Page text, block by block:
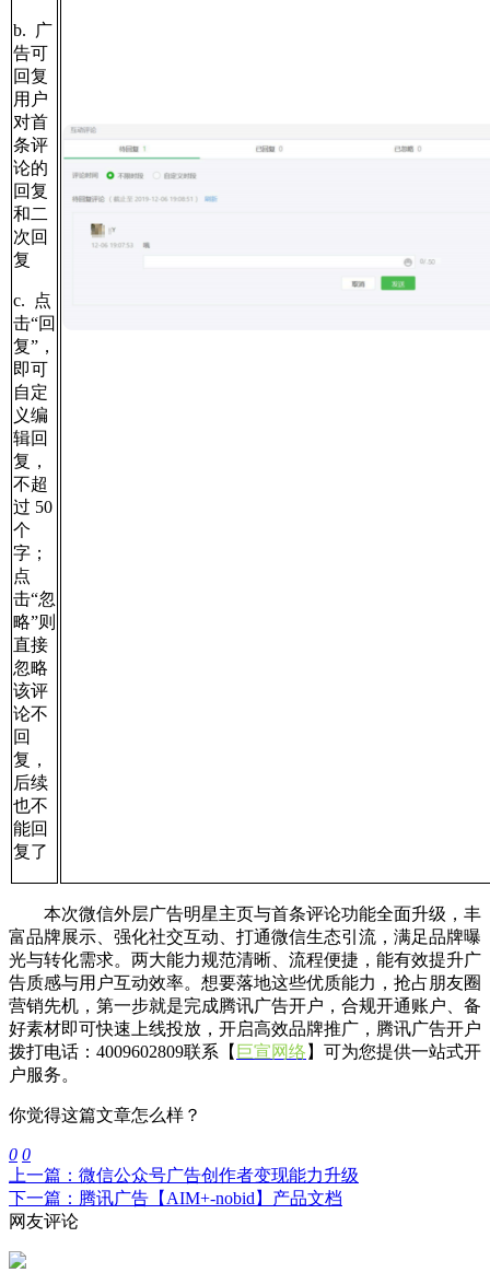
b. 广
告可
回复
用户
对首
条评
论的
回复
和二
次回
复
c. 点
击“回
复”，
即可
自定
义编
辑回
复，
不超
过 50
个
字；
点
击“忽
略”则
直接
忽略
该评
论不
回
复，
后续
也不
能回
复了
本次微信外层广告明星主页与首条评论功能全面升级，丰
富品牌展示、强化社交互动、打通微信生态引流，满足品牌曝
光与转化需求。两大能力规范清晰、流程便捷，能有效提升广
告质感与用户互动效率。想要落地这些优质能力，抢占朋友圈
营销先机，第一步就是完成腾讯广告开户，合规开通账户、备
好素材即可快速上线投放，开启高效品牌推广，腾讯广告开户
拨打电话：4009602809联系【 巨宣网络 】可为您提供一站式开
户服务。
你觉得这篇文章怎么样？
0 0
上一篇：微信公众号广告创作者变现能力升级
下一篇：腾讯广告【AIM+-nobid】产品文档
网友评论